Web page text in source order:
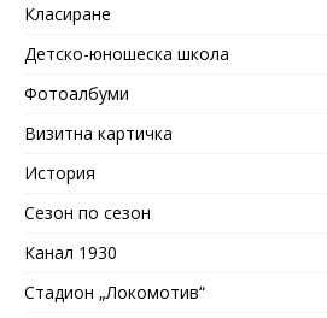
Класиране
Детско-юношеска школа
Фотоалбуми
Визитна картичка
История
Сезон по сезон
Канал 1930
Стадион „Локомотив“